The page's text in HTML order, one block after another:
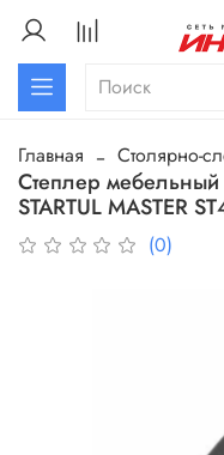
Главная Столярно-
Степлер
STARTUL MASTER
(0)